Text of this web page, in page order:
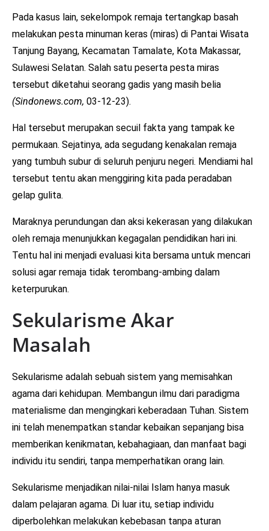
Pada kasus lain, sekelompok remaja tertangkap basah
melakukan pesta minuman keras (miras) di Pantai Wisata
Tanjung Bayang, Kecamatan Tamalate, Kota Makassar,
Sulawesi Selatan. Salah satu peserta pesta miras
tersebut diketahui seorang gadis yang masih belia
(Sindonews.com, 03-12-23).
Hal tersebut merupakan secuil fakta yang tampak ke
permukaan. Sejatinya, ada segudang kenakalan remaja
yang tumbuh subur di seluruh penjuru negeri. Mendiami hal
tersebut tentu akan menggiring kita pada peradaban
gelap gulita.
Maraknya perundungan dan aksi kekerasan yang dilakukan
oleh remaja menunjukkan kegagalan pendidikan hari ini.
Tentu hal ini menjadi evaluasi kita bersama untuk mencari
solusi agar remaja tidak terombang-ambing dalam
keterpurukan.
Sekularisme Akar
Masalah
Sekularisme adalah sebuah sistem yang memisahkan
agama dari kehidupan. Membangun ilmu dari paradigma
materialisme dan mengingkari keberadaan Tuhan. Sistem
ini telah menempatkan standar kebaikan sepanjang bisa
memberikan kenikmatan, kebahagiaan, dan manfaat bagi
individu itu sendiri, tanpa memperhatikan orang lain.
Sekularisme menjadikan nilai-nilai Islam hanya masuk
dalam pelajaran agama. Di luar itu, setiap individu
diperbolehkan melakukan kebebasan tanpa aturan